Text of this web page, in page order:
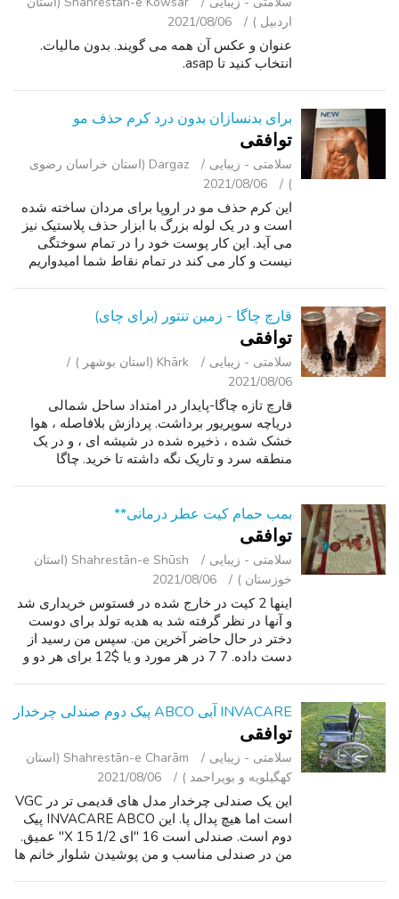
اردبیل )
2021/08/06
عنوان و عکس آن همه می گویند. بدون مالیات.
انتخاب کنید تا asap.
برای بدنسازان بدون درد کرم حذف مو
توافقی
سلامتی - زیبایی
Dargaz (استان خراسان رضوی
)
2021/08/06
این کرم حذف مو در اروپا برای مردان ساخته شده
است و در یک لوله بزرگ با ابزار حذف پلاستیک نیز
می آید. این کار پوست خود را در تمام سوختگی
نیست و کار می کند در تمام نقاط شما امیدواریم
قارچ چاگا - زمین تنتور (برای چای)
توافقی
سلامتی - زیبایی
Khārk (استان بوشهر )
2021/08/06
قارچ تازه چاگا-پایدار در امتداد ساحل شمالی
دریاچه سوپریور برداشت. پردازش بلافاصله ، هوا
خشک شده ، ذخیره شده در شیشه ای ، و در یک
منطقه سرد و تاریک نگه داشته تا خرید. چاگا
بمب حمام کیت عطر درمانی**
توافقی
سلامتی - زیبایی
Shahrestān-e Shūsh (استان
خوزستان )
2021/08/06
اینها 2 کیت در خارج شده در فستوس خریداری شد
و آنها در نظر گرفته شد به هدیه تولد برای دوست
دختر در حال حاضر آخرین من. سپس من رسید از
دست داده. 7 7 در هر مورد و یا $12 برای هر دو و
INVACARE آبی ABCO پیک دوم صندلی چرخدار
توافقی
سلامتی - زیبایی
Shahrestān-e Charām (استان
کهگیلویه و بویراحمد )
2021/08/06
این یک صندلی چرخدار مدل های قدیمی تر در VGC
است اما هیچ پدال پا. این INVACARE ABCO پیک
دوم است. صندلی است 16 "ای X 15 1/2" عمیق.
من در صندلی مناسب و من پوشیدن شلوار خانم ها